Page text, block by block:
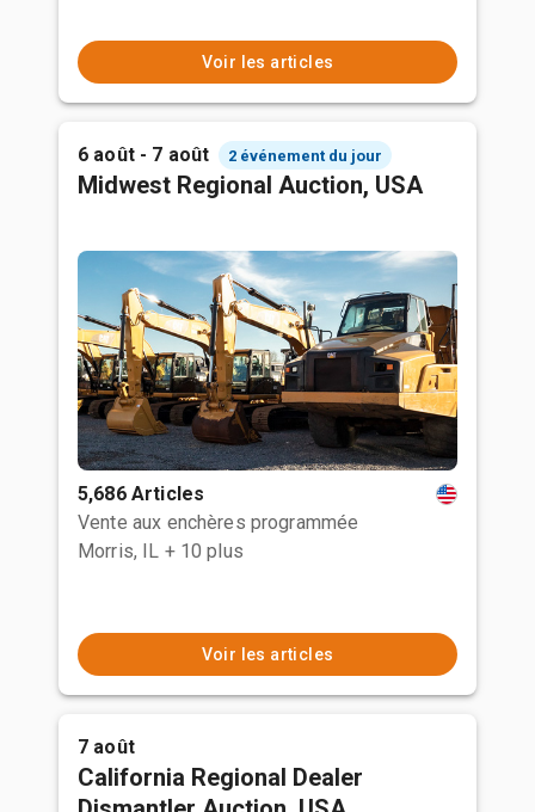
Voir les articles
6 août - 7 août 2 événement du jour
Midwest Regional Auction, USA
5,686 Articles
Vente aux enchères programmée
Morris, IL + 10 plus
Voir les articles
7 août
California Regional Dealer